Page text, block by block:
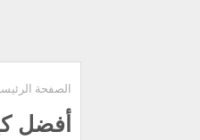
الصفحة
أفضل